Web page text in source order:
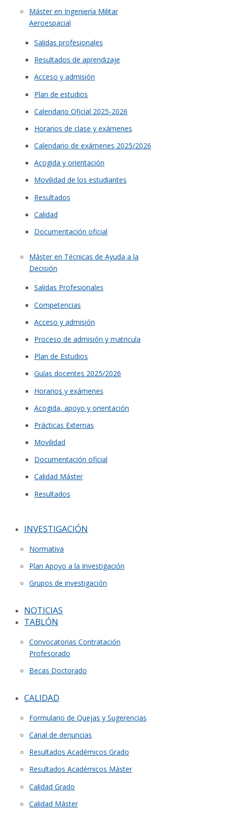
Máster en Ingeniería Militar
Aeroespacial
Salidas profesionales
Resultados de aprendizaje
Acceso y admisión
Plan de estudios
Calendario Oficial 2025-2026
Horarios de clase y exámenes
Calendario de exámenes 2025/2026
Acogida y orientación
Movilidad de los estudiantes
Resultados
Calidad
Documentación oficial
Máster en Técnicas de Ayuda a la
Decisión
Salidas Profesionales
Competencias
Acceso y admisión
Proceso de admisión y matricula
Plan de Estudios
Guías docentes 2025/2026
Horarios y exámenes
Acogida, apoyo y orientación
Prácticas Externas
Movilidad
Documentación oficial
Calidad Máster
Resultados
INVESTIGACIÓN
Normativa
Plan Apoyo a la Investigación
Grupos de investigación
NOTICIAS
TABLÓN
Convocatorias Contratación
Profesorado
Becas Doctorado
CALIDAD
Formulario de Quejas y Sugerencias
Canal de denuncias
Resultados Académicos Grado
Resultados Académicos Máster
Calidad Grado
Calidad Máster